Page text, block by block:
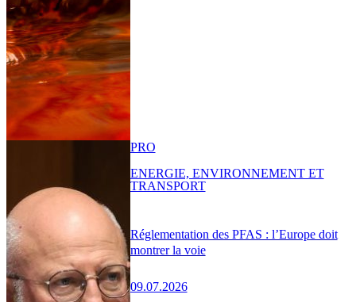
Réglementation des PFAS : l’Europe doit
montrer la voie
09.07.2026
PRO
ENERGIE, ENVIRONNEMENT ET
TRANSPORT